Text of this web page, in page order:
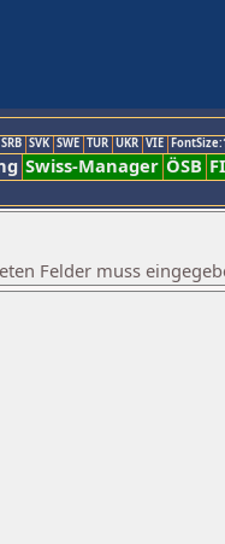
SRB SVK SWE TUR UKR VIE
Swiss-Manager ÖSB
Felder muss